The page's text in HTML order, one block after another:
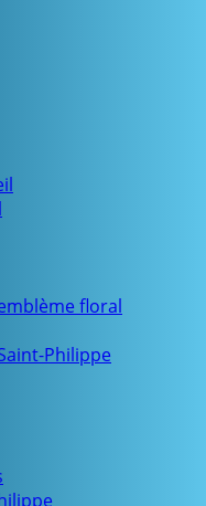
floral
Philippe